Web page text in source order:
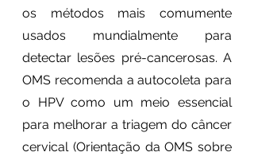
os métodos mais comumente
usados mundialmente para
detectar lesões pré-cancerosas. A
OMS recomenda a autocoleta para
o HPV como um meio essencial
para melhorar a triagem do câncer
cervical (Orientação da OMS sobre